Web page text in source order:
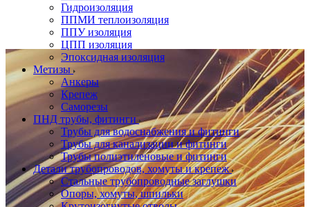
Гидроизоляция
ППМИ теплоизоляция
ППУ изоляция
ЦПП изоляция
Эпоксидная изоляция
Метизы
Анкеры
Крепеж
Саморезы
ПНД трубы, фитинги
Трубы для водоснабжения и фитинги
Трубы для канализации и фитинги
Трубы полиэтиленовые и фитинги
Детали трубопроводов, хомуты и крепеж
Стальные трубопроводные заглушки
Опоры, хомуты, шпильки